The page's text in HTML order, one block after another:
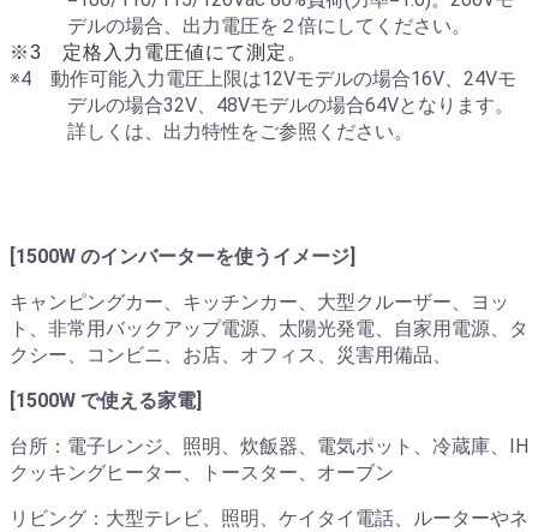
デルの場合、出力電圧を２倍にしてください。
※3 定格入力電圧値にて測定。
※4 動作可能入力電圧上限は12Vモデルの場合16V、24Vモ
デルの場合32V、48Vモデルの場合64Vとなります。
詳しくは、出力特性をご参照ください。
[1500W のインバーターを使うイメージ]
キャンピングカー、キッチンカー、大型クルーザー、ヨッ
ト、非常用バックアップ電源、太陽光発電、自家用電源、タ
クシー、コンビニ、お店、オフィス、災害用備品、
[1500W で使える家電]
台所：電子レンジ、照明、炊飯器、電気ポット、冷蔵庫、IH
クッキングヒーター、トースター、オーブン
リビング：大型テレビ、照明、ケイタイ電話、ルーターやネ